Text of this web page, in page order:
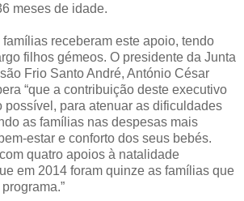
meses de idade.
receberam este apoio, tendo
filhos gémeos. O presidente da Junta
Frio Santo André, António César
“que a contribuição deste executivo
possível, para atenuar as dificuldades
as famílias nas despesas mais
estar e conforto dos seus bebés.
quatro apoios à natalidade
em 2014 foram quinze as famílias que